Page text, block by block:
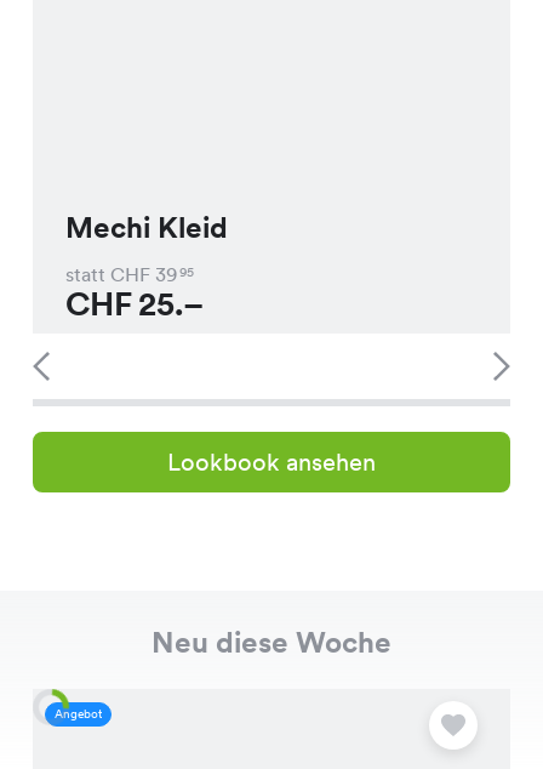
Mechi Kleid
statt CHF 3995
CHF25.–
Lookbook ansehen
Neu diese Woche
Angebot